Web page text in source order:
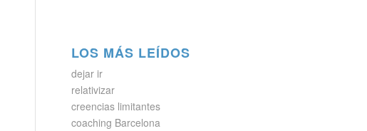
LOS MÁS LEÍDOS
dejar ir
relativizar
creencias limitantes
coaching Barcelona